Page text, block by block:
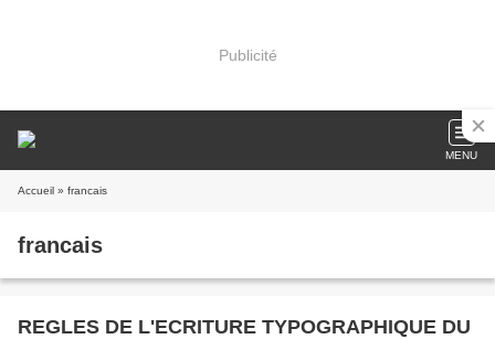
Publicité
MENU
Accueil » francais
francais
REGLES DE L'ECRITURE TYPOGRAPHIQUE DU